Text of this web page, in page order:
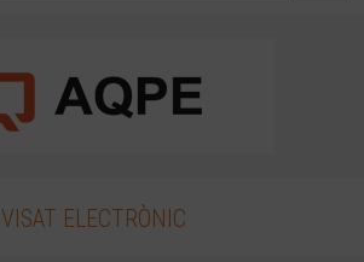
VISAT ELECTRÒNIC